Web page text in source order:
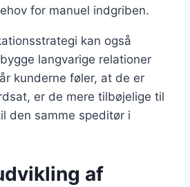
for manuel indgriben.
kan også
langvarige relationer
kunderne føler, at de er
er de mere tilbøjelige til
den samme speditør i
af